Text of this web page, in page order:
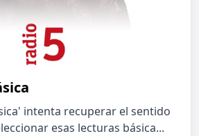
intenta recuperar el sentido
esas lecturas básica...